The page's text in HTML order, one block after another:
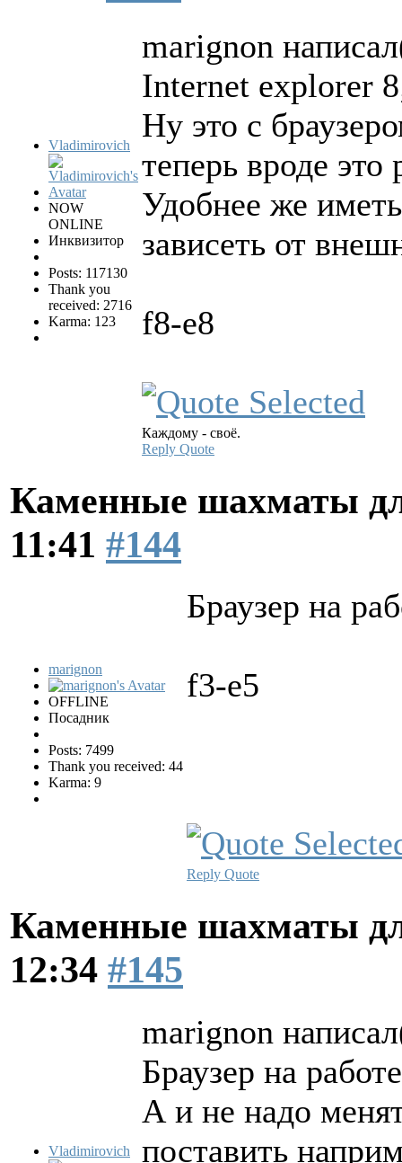
Vladimirovich
NOW
ONLINE
Инквизитор
Posts: 117130
Thank you
received: 2716
Karma: 123
marignon
Internet explorer
Ну это с
теперь вроде это
Удобнее же
зависеть от
f8-e8
Каждому - своё.
Reply Quote
Каменные шахматы
11:41 #144
marignon
OFFLINE
Посадник
Posts: 7499
Thank you received: 44
Karma: 9
Браузер на
f3-e5
Reply Quote
Каменные шахматы
12:34 #145
Vladimirovich
marignon
Браузер на
А и не надо
поставить